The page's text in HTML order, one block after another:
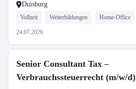
Duisburg
Vollzeit Weiterbildungen Home-Office
24.07.2026
Senior Consultant Tax –
Verbrauchssteuerrecht (m/w/d)